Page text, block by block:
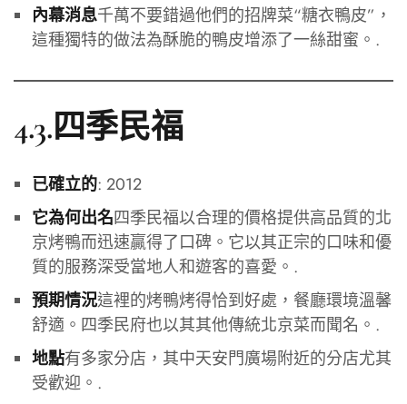
內幕消息千萬不要錯過他們的招牌菜“糖衣鴨皮”，
這種獨特的做法為酥脆的鴨皮增添了一絲甜蜜。.
4.3.四季民福
已確立的: 2012
它為何出名四季民福以合理的價格提供高品質的北
京烤鴨而迅速贏得了口碑。它以其正宗的口味和優
質的服務深受當地人和遊客的喜愛。.
預期情況這裡的烤鴨烤得恰到好處，餐廳環境溫馨
舒適。四季民府也以其其他傳統北京菜而聞名。.
地點有多家分店，其中天安門廣場附近的分店尤其
受歡迎。.